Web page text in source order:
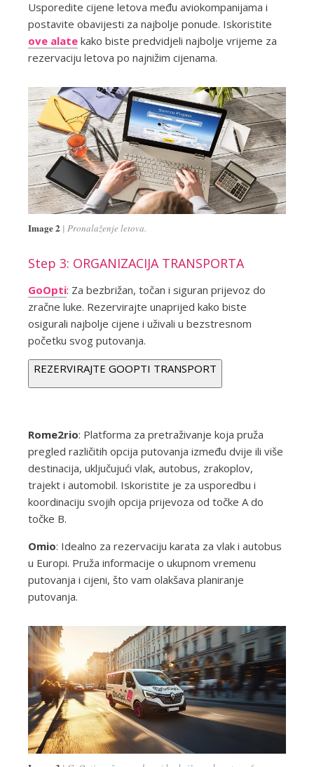
Usporedite cijene letova među aviokompanijama i
postavite obavijesti za najbolje ponude. Iskoristite
ove alatekako biste predvidjeli najbolje vrijeme za
rezervaciju letova po najnižim cijenama.
Image 2 Pronalaženje letova.
Step 3: ORGANIZACIJA TRANSPORTA
GoOpti: Za bezbrižan, točan i siguran prijevoz do
zračne luke. Rezervirajte unaprijed kako biste
osigurali najbolje cijene i uživali u bezstresnom
početku svog putovanja.
REZERVIRAJTE GOOPTI TRANSPORT
Rome2rio: Platforma za pretraživanje koja pruža
pregled različitih opcija putovanja između dvije ili više
destinacija, uključujući vlak, autobus, zrakoplov,
trajekt i automobil. Iskoristite je za usporedbu i
koordinaciju svojih opcija prijevoza od točke A do
točke B.
Omio: Idealno za rezervaciju karata za vlak i autobus
u Europi. Pruža informacije o ukupnom vremenu
putovanja i cijeni, što vam olakšava planiranje
putovanja.